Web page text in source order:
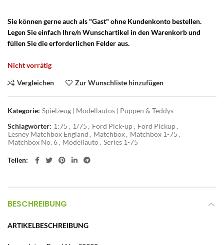
Sie können gerne auch als "Gast" ohne Kundenkonto bestellen.
Legen Sie einfach Ihre/n Wunschartikel in den Warenkorb und
füllen Sie die erforderlichen Felder aus.
Nicht vorrätig
Vergleichen Zur Wunschliste hinzufügen
Kategorie: Spielzeug | Modellautos | Puppen & Teddys
Schlagwörter: 1:75 , 1/75 , Ford Pick-up, Ford Pickup,
Lesney Matchbox England , Matchbox, Matchbox 1-75 ,
Matchbox No. 6, Modellauto, Series 1-75
Teilen
BESCHREIBUNG
ARTIKELBESCHREIBUNG